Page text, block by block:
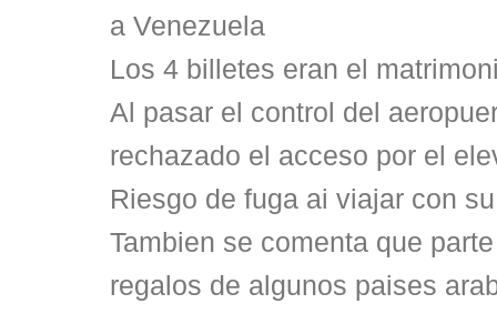
a Venezuela
Los 4 billetes eran el
Al pasar el control del
rechazado el acceso por el
Riesgo de fuga ai viajar con
Tambien se comenta que
regalos de algunos paises